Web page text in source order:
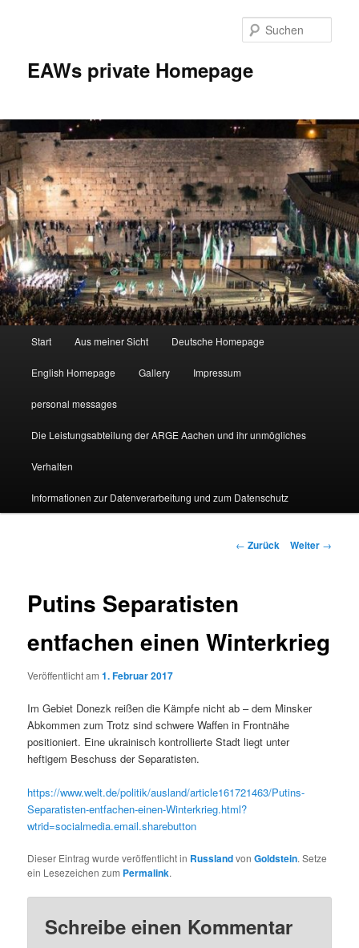
EAWs private Homepage
Start Aus meiner Sicht Deutsche Homepage
English Homepage Gallery Impressum
personal messages
Die Leistungsabteilung der ARGE Aachen und ihr unmögliches
Verhalten
Informationen zur Datenverarbeitung und zum Datenschutz
Beitragsnavigation
← Zurück Weiter →
Putins Separatisten
entfachen einen Winterkrieg
Veröffentlicht am1. Februar 2017
Im Gebiet Donezk reißen die Kämpfe nicht ab – dem Minsker
Abkommen zum Trotz sind schwere Waffen in Frontnähe
positioniert. Eine ukrainisch kontrollierte Stadt liegt unter
heftigem Beschuss der Separatisten.
https://www.welt.de/politik/ausland/article161721463/Putins-
Separatisten-entfachen-einen-Winterkrieg.html?
wtrid=socialmedia.email.sharebutton
Dieser Eintrag wurde veröffentlicht in RusslandvonGoldstein. Setze
ein Lesezeichen zum Permalink.
Schreibe einen Kommentar